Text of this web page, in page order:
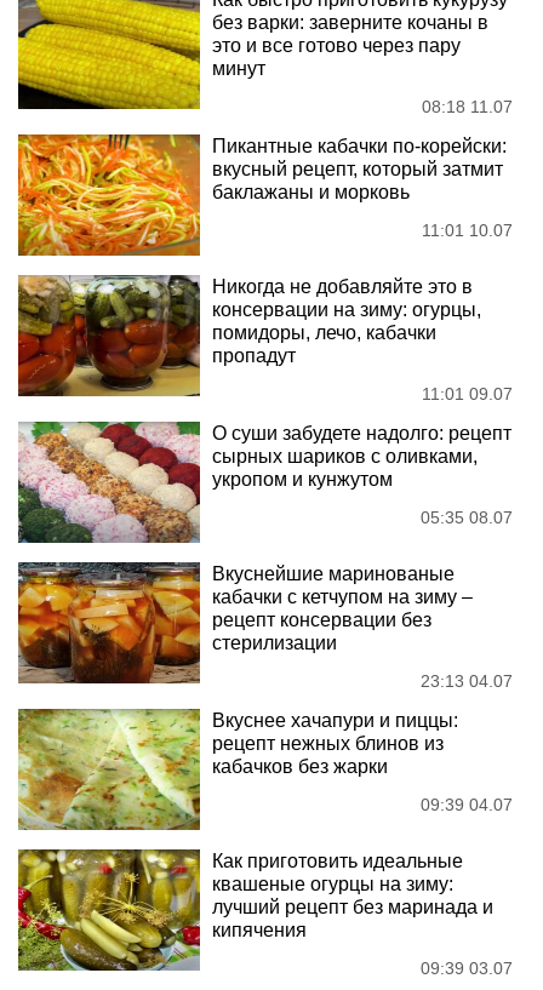
без варки: заверните кочаны в
это и все готово через пару
минут
08:18 11.07
Пикантные кабачки по-корейски:
вкусный рецепт, который затмит
баклажаны и морковь
11:01 10.07
Никогда не добавляйте это в
консервации на зиму: огурцы,
помидоры, лечо, кабачки
пропадут
11:01 09.07
О суши забудете надолго: рецепт
сырных шариков с оливками,
укропом и кунжутом
05:35 08.07
Вкуснейшие маринованые
кабачки с кетчупом на зиму –
рецепт консервации без
стерилизации
23:13 04.07
Вкуснее хачапури и пиццы:
рецепт нежных блинов из
кабачков без жарки
09:39 04.07
Как приготовить идеальные
квашеные огурцы на зиму:
лучший рецепт без маринада и
кипячения
09:39 03.07